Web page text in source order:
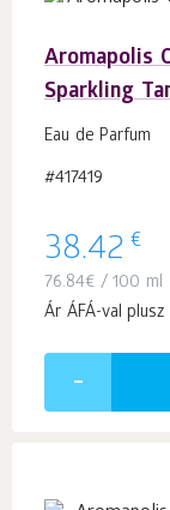
Aromapolis
Sparkling
Eau de Parfum
#417419
38.42 €
76.84€ / 100 ml
Ár ÁFÁ-val